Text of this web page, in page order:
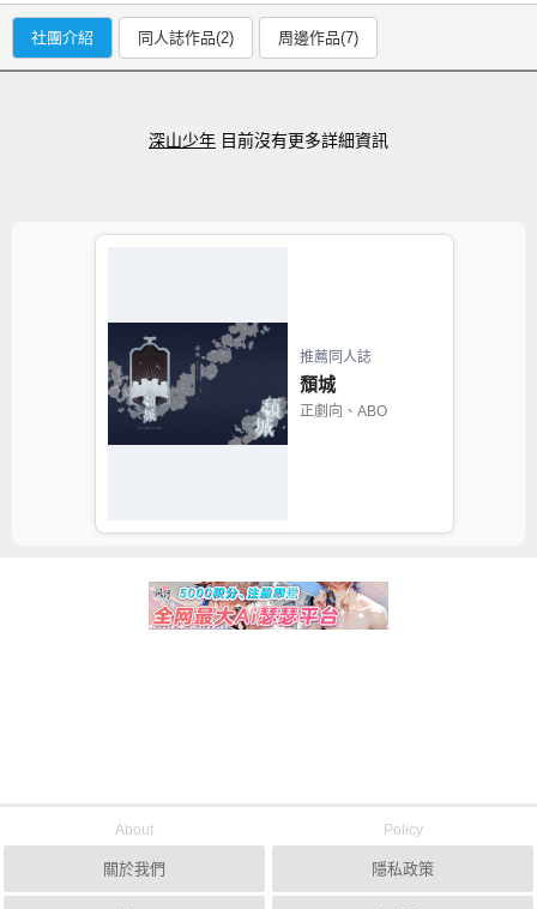
社團介紹 同人誌作品(2) 周邊作品(7)
深山少年 目前沒有更多詳細資訊
推薦同人誌
頹城
正劇向、ABO
About
關於我們
Policy
隱私政策